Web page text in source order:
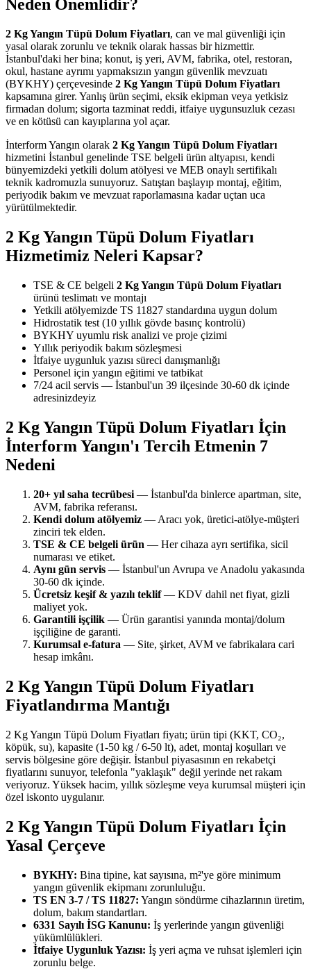
Neden Önemlidir?
2 Kg Yangın Tüpü Dolum Fiyatları, can ve mal güvenliği için
yasal olarak zorunlu ve teknik olarak hassas bir hizmettir.
İstanbul'daki her bina; konut, iş yeri, AVM, fabrika, otel, restoran,
okul, hastane ayrımı yapmaksızın yangın güvenlik mevzuatı
(BYKHY) çerçevesinde 2 Kg Yangın Tüpü Dolum Fiyatları
kapsamına girer. Yanlış ürün seçimi, eksik ekipman veya yetkisiz
firmadan dolum; sigorta tazminat reddi, itfaiye uygunsuzluk cezası
ve en kötüsü can kayıplarına yol açar.
İnterform Yangın olarak 2 Kg Yangın Tüpü Dolum Fiyatları
hizmetini İstanbul genelinde TSE belgeli ürün altyapısı, kendi
bünyemizdeki yetkili dolum atölyesi ve MEB onaylı sertifikalı
teknik kadromuzla sunuyoruz. Satıştan başlayıp montaj, eğitim,
periyodik bakım ve mevzuat raporlamasına kadar uçtan uca
yürütülmektedir.
2 Kg Yangın Tüpü Dolum Fiyatları
Hizmetimiz Neleri Kapsar?
TSE & CE belgeli 2 Kg Yangın Tüpü Dolum Fiyatları
ürünü teslimatı ve montajı
Yetkili atölyemizde TS 11827 standardına uygun dolum
Hidrostatik test (10 yıllık gövde basınç kontrolü)
BYKHY uyumlu risk analizi ve proje çizimi
Yıllık periyodik bakım sözleşmesi
İtfaiye uygunluk yazısı süreci danışmanlığı
Personel için yangın eğitimi ve tatbikat
7/24 acil servis — İstanbul'un 39 ilçesinde 30-60 dk içinde
adresinizdeyiz
2 Kg Yangın Tüpü Dolum Fiyatları İçin
İnterform Yangın'ı Tercih Etmenin 7
Nedeni
20+ yıl saha tecrübesi — İstanbul'da binlerce apartman, site,
AVM, fabrika referansı.
Kendi dolum atölyemiz — Aracı yok, üretici-atölye-müşteri
zinciri tek elden.
TSE & CE belgeli ürün — Her cihaza ayrı sertifika, sicil
numarası ve etiket.
Aynı gün servis — İstanbul'un Avrupa ve Anadolu yakasında
30-60 dk içinde.
Ücretsiz keşif & yazılı teklif— KDV dahil net fiyat, gizli
maliyet yok.
Garantili işçilik — Ürün garantisi yanında montaj/dolum
işçiliğine de garanti.
Kurumsal e-fatura — Site, şirket, AVM ve fabrikalara cari
hesap imkânı.
2 Kg Yangın Tüpü Dolum Fiyatları
Fiyatlandırma Mantığı
2 Kg Yangın Tüpü Dolum Fiyatları fiyatı; ürün tipi (KKT, CO₂,
köpük, su), kapasite (1-50 kg / 6-50 lt), adet, montaj koşulları ve
servis bölgesine göre değişir. İstanbul piyasasının en rekabetçi
fiyatlarını sunuyor, telefonla "yaklaşık" değil yerinde net rakam
veriyoruz. Yüksek hacim, yıllık sözleşme veya kurumsal müşteri için
özel iskonto uygulanır.
2 Kg Yangın Tüpü Dolum Fiyatları İçin
Yasal Çerçeve
BYKHY: Bina tipine, kat sayısına, m²'ye göre minimum
yangın güvenlik ekipmanı zorunluluğu.
TS EN 3-7 / TS 11827: Yangın söndürme cihazlarının üretim,
dolum, bakım standartları.
6331 Sayılı İSG Kanunu: İş yerlerinde yangın güvenliği
yükümlülükleri.
İtfaiye Uygunluk Yazısı: İş yeri açma ve ruhsat işlemleri için
zorunlu belge.